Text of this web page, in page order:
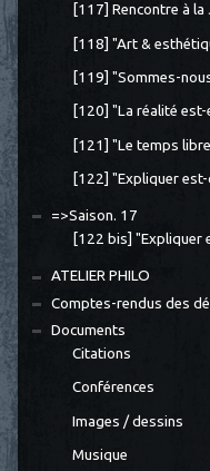
[117] Rencontre à la
[118] "Art &
[119] "Sommes-
[120] "La réalité est-
[121] "Le temps
[122] "Expliquer
=>Saison. 17
[122 bis] "Expliquer
ATELIER PHILO
Comptes-rendus des
Documents
Citations
Conférences
Images / dessins
Musique